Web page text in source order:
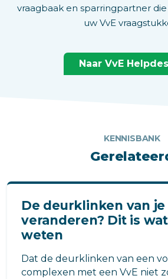
vraagbaak en sparringpartner
uw VvE
Naar VvE
KENNISBANK
De deurklinken van
veranderen? Dit is
weten
Dat de deurklinken van een
complexen met een VvE niet